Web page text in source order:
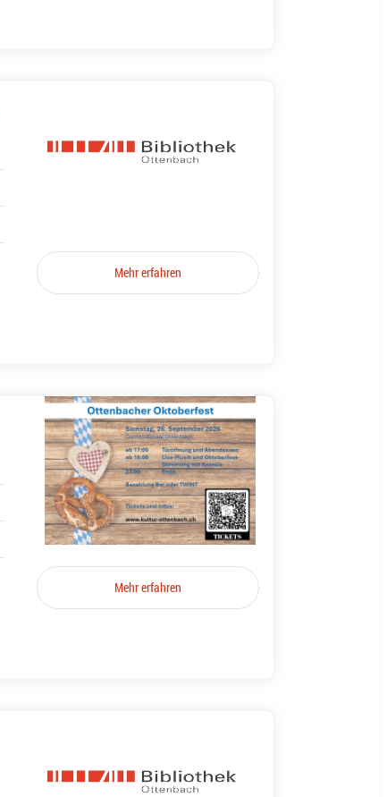
Mehr erfahren
Mehr erfahren